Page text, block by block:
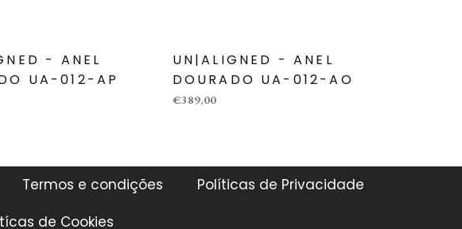
- ANEL
UA-012-AP
UN|ALIGNED - ANEL
DOURADO UA-012-AO
€389,00
Termos e condições
Políticas de Privacidade
de Cookies